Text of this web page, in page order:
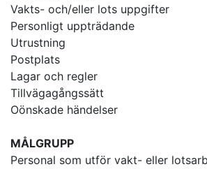
Vakts- och/eller lots uppgifter
Personligt uppträdande
Utrustning
Postplats
Lagar och regler
Tillvägagångssätt
Oönskade händelser
MÅLGRUPP
Personal som utför vakt- eller